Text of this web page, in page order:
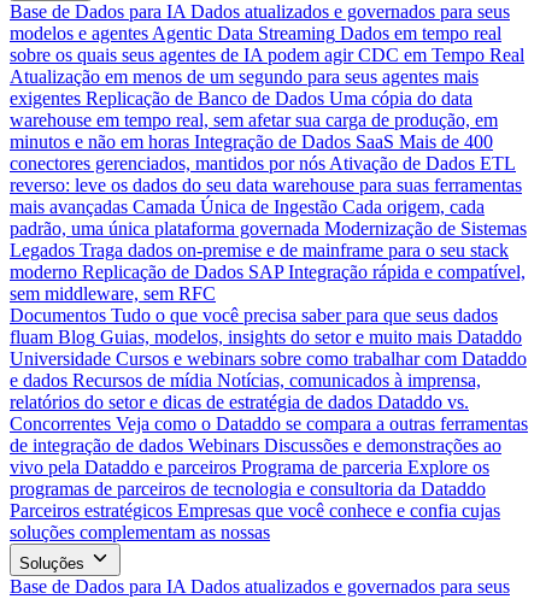
Base de Dados para IA Dados atualizados e governados para seus
modelos e agentes Agentic Data Streaming Dados em tempo real
sobre os quais seus agentes de IA podem agir CDC em Tempo Real
Atualização em menos de um segundo para seus agentes mais
exigentes Replicação de Banco de Dados Uma cópia do data
warehouse em tempo real, sem afetar sua carga de produção, em
minutos e não em horas Integração de Dados SaaS Mais de 400
conectores gerenciados, mantidos por nós Ativação de Dados ETL
reverso: leve os dados do seu data warehouse para suas ferramentas
mais avançadas Camada Única de Ingestão Cada origem, cada
padrão, uma única plataforma governada Modernização de Sistemas
Legados Traga dados on-premise e de mainframe para o seu stack
moderno Replicação de Dados SAP Integração rápida e compatível,
sem middleware, sem RFC
Documentos Tudo o que você precisa saber para que seus dados
fluam Blog Guias, modelos, insights do setor e muito mais Dataddo
Universidade Cursos e webinars sobre como trabalhar com Dataddo
e dados Recursos de mídia Notícias, comunicados à imprensa,
relatórios do setor e dicas de estratégia de dados Dataddo vs.
Concorrentes Veja como o Dataddo se compara a outras ferramentas
de integração de dados Webinars Discussões e demonstrações ao
vivo pela Dataddo e parceiros Programa de parceria Explore os
programas de parceiros de tecnologia e consultoria da Dataddo
Parceiros estratégicos Empresas que você conhece e confia cujas
soluções complementam as nossas
Soluções
Base de Dados para IA Dados atualizados e governados para seus